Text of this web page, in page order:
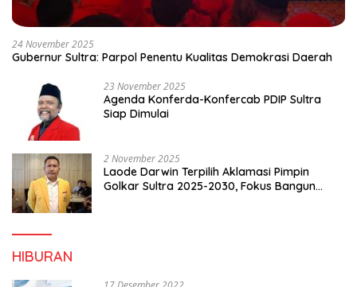
24 November 2025
Gubernur Sultra: Parpol Penentu Kualitas Demokrasi Daerah
23 November 2025
Agenda Konferda-Konfercab PDIP Sultra
Siap Dimulai
2 November 2025
Laode Darwin Terpilih Aklamasi Pimpin
Golkar Sultra 2025-2030, Fokus Bangun
HIBURAN